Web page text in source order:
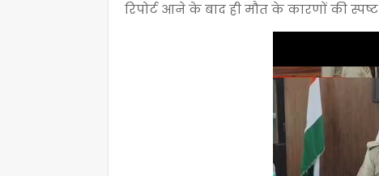
रिपोर्ट आने के बाद ही मौत के कारणों की